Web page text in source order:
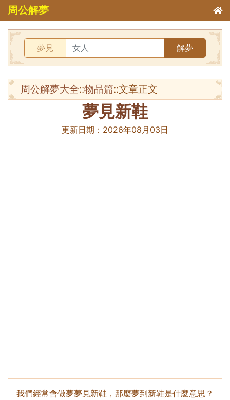
周公解夢
夢見 解夢
周公解夢大全::物品篇::文章正文
夢見新鞋
更新日期： 2026年08月03日
我們經常會做夢夢見新鞋，那麼夢到新鞋是什麼意思？